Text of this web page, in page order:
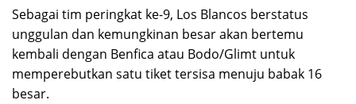
Sebagai tim peringkat ke-9, Los Blancos berstatus
unggulan dan kemungkinan besar akan bertemu
kembali dengan Benfica atau Bodo/Glimt untuk
memperebutkan satu tiket tersisa menuju babak 16
besar.